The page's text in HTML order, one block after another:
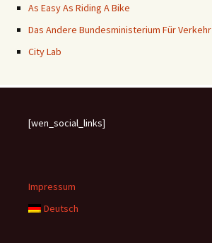
As Easy As Riding A Bike
Das Andere Bundesministerium Für Verkehr
City Lab
[wen_social_links]
Impressum
Deutsch